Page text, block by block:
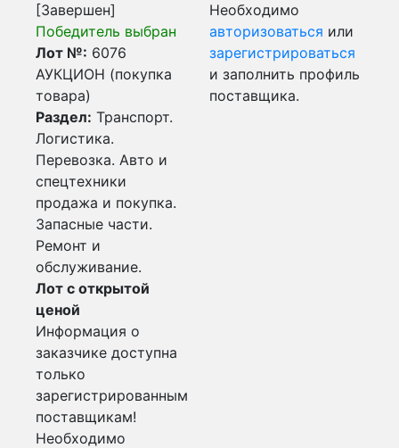
[Завершен]
Победитель выбран
Лот №: 6076
АУКЦИОН (покупка
товара)
Раздел: Транспорт.
Логистика.
Перевозка. Авто и
спецтехники
продажа и покупка.
Запасные части.
Ремонт и
обслуживание.
Лот с открытой
ценой
Информация о
заказчике доступна
только
зарегистрированным
поставщикам!
Необходимо
Необходимо
авторизоваться или
зарегистрироваться
и заполнить профиль
поставщика.